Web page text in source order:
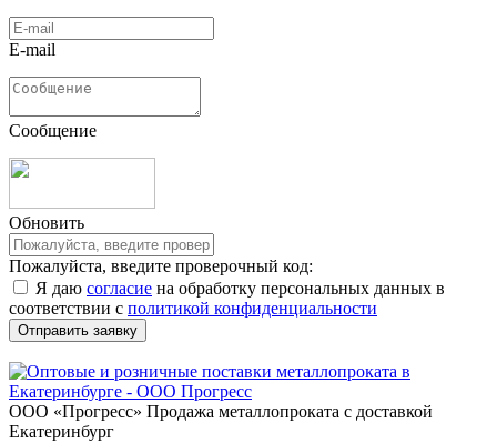
E-mail
Сообщение
Обновить
Пожалуйста, введите проверочный код:
Я даю согласие на обработку персональных данных в
соответствии с политикой конфиденциальности
ООО «Прогресс» Продажа металлопроката с доставкой
Екатеринбург